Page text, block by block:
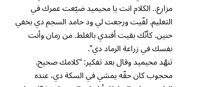
مزارع.. الكلام انت يا محيميد ضيّعت عمرك في
التعليم. لفّيت ورجعت لي ود حامد السجم دي بخفي
حنين. كأنّك بقيت أفندي بالغلط. من زمان وأنت
نفسك في زراعة الرماد دي”.
تنهّد محيميد وقال بعد تفكير: “كلامك صحيح.
محجوب كان حقّه يمشي في السكة دي، عنده